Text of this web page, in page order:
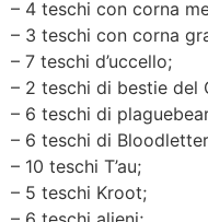
– 4 teschi con corna
– 3 teschi con corna
– 7 teschi d’uccello;
– 2 teschi di bestie del
– 6 teschi di
– 6 teschi di
– 10 teschi T’au;
– 5 teschi Kroot;